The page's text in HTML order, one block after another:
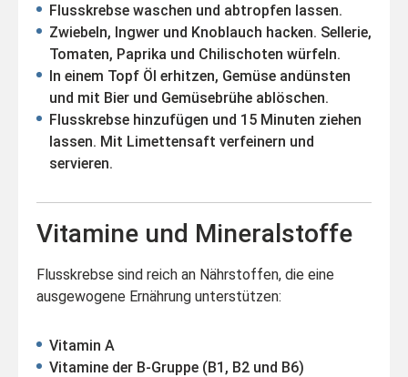
Flusskrebse waschen und abtropfen lassen.
Zwiebeln, Ingwer und Knoblauch hacken. Sellerie,
Tomaten, Paprika und Chilischoten würfeln.
In einem Topf Öl erhitzen, Gemüse andünsten
und mit Bier und Gemüsebrühe ablöschen.
Flusskrebse hinzufügen und 15 Minuten ziehen
lassen. Mit Limettensaft verfeinern und
servieren.
Vitamine und Mineralstoffe
Flusskrebse sind reich an Nährstoffen, die eine
ausgewogene Ernährung unterstützen:
Vitamin A
Vitamine der B-Gruppe (B1, B2 und B6)